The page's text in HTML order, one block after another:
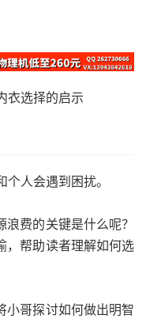
选择的启示
人会遇到困扰。
费的关键是什么呢？
，帮助读者理解如何选
小哥探讨如何做出明智